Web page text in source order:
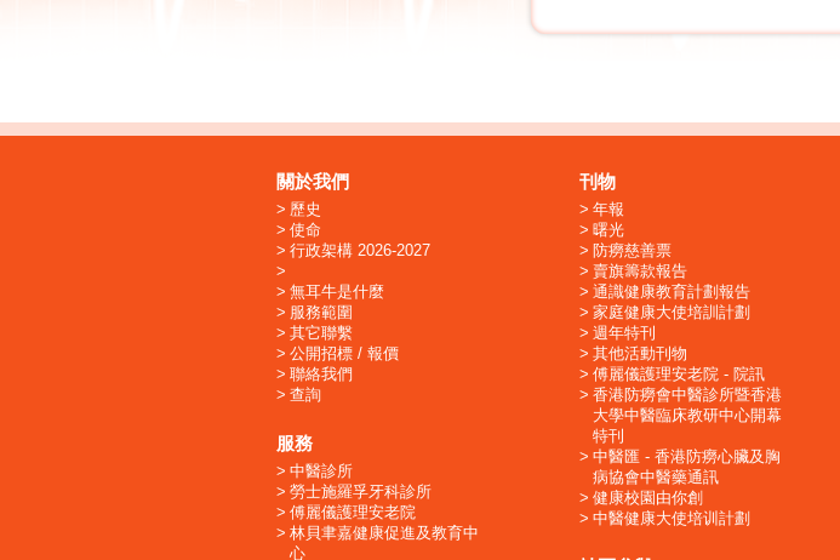
關於我們
歷史
使命
行政架構 2026-2027
無耳牛是什麼
服務範圍
其它聯繫
公開招標 / 報價
聯絡我們
查詢
服務
中醫診所
勞士施羅孚牙科診所
傅麗儀護理安老院
林貝聿嘉健康促進及教育中
心
刊物
年報
曙光
防癆慈善票
賣旗籌款報告
通識健康教育計劃報告
家庭健康大使培訓計劃
週年特刊
其他活動刊物
傅麗儀護理安老院 - 院訊
香港防癆會中醫診所暨香港
大學中醫臨床教研中心開幕
特刊
中醫匯 - 香港防癆心臟及胸
病協會中醫藥通訊
健康校園由你創
中醫健康大使培训計劃